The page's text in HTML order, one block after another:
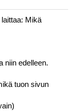
Mikä
niin edelleen.
tuon sivun